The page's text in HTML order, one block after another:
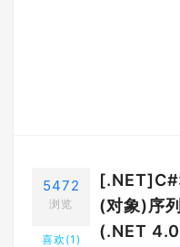
5472
浏览
喜欢(1 )
[.NET]C#
(对象)序
(.NET